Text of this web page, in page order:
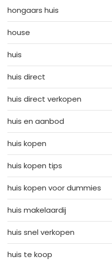
hongaars huis
house
huis
huis direct
huis direct verkopen
huis en aanbod
huis kopen
huis kopen tips
huis kopen voor dummies
huis makelaardij
huis snel verkopen
huis te koop